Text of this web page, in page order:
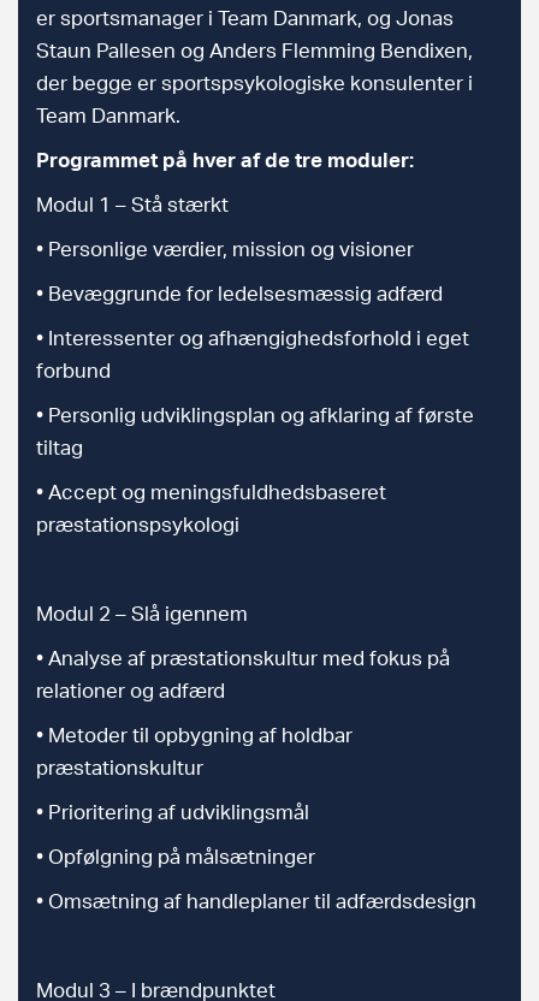
er sportsmanager i Team Danmark, og Jonas
Staun Pallesen og Anders Flemming Bendixen,
der begge er sportspsykologiske konsulenter i
Team Danmark.
Programmet på hver af de tre moduler:
Modul 1 – Stå stærkt
• Personlige værdier, mission og visioner
• Bevæggrunde for ledelsesmæssig adfærd
• Interessenter og afhængighedsforhold i eget
forbund
• Personlig udviklingsplan og afklaring af første
tiltag
• Accept og meningsfuldhedsbaseret
præstationspsykologi
Modul 2 – Slå igennem
• Analyse af præstationskultur med fokus på
relationer og adfærd
• Metoder til opbygning af holdbar
præstationskultur
• Prioritering af udviklingsmål
• Opfølgning på målsætninger
• Omsætning af handleplaner til adfærdsdesign
Modul 3 – I brændpunktet